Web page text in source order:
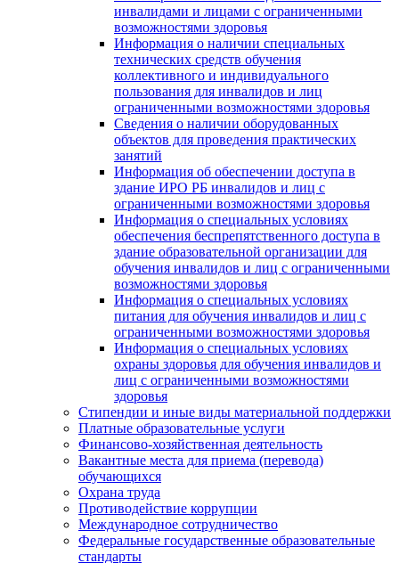
инвалидами и лицами с ограниченными
возможностями здоровья
Информация о наличии специальных
технических средств обучения
коллективного и индивидуального
пользования для инвалидов и лиц
ограниченными возможностями здоровья
Сведения о наличии оборудованных
объектов для проведения практических
занятий
Информация об обеспечении доступа в
здание ИРО РБ инвалидов и лиц с
ограниченными возможностями здоровья
Информация о специальных условиях
обеспечения беспрепятственного доступа в
здание образовательной организации для
обучения инвалидов и лиц с ограниченными
возможностями здоровья
Информация о специальных условиях
питания для обучения инвалидов и лиц с
ограниченными возможностями здоровья
Информация о специальных условиях
охраны здоровья для обучения инвалидов и
лиц с ограниченными возможностями
здоровья
Стипендии и иные виды материальной поддержки
Платные образовательные услуги
Финансово-хозяйственная деятельность
Вакантные места для приема (перевода)
обучающихся
Охрана труда
Противодействие коррупции
Международное сотрудничество
Федеральные государственные образовательные
стандарты